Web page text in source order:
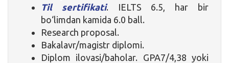
Til sertifikati. IELTS 6.5, har bir
bo‘limdan kamida 6.0 ball.
Research proposal.
Bakalavr/magistr diplomi.
Diplom ilovasi/baholar. GPA7/4,38 yoki